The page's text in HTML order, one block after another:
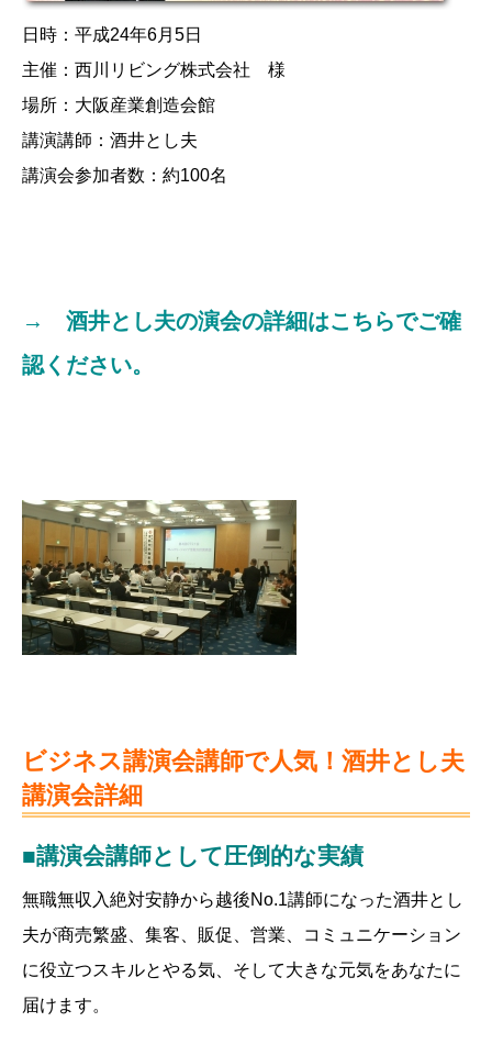
日時：平成24年6月5日
主催：西川リビング株式会社 様
場所：大阪産業創造会館
講演講師：酒井とし夫
講演会参加者数：約100名
→ 酒井とし夫の演会の詳細はこちらでご確
認ください。
ビジネス講演会講師で人気！酒井とし夫
講演会詳細
■講演会講師として圧倒的な実績
無職無収入絶対安静から越後No.1講師になった酒井とし
夫が商売繁盛、集客、販促、営業、コミュニケーション
に役立つスキルとやる気、そして大きな元気をあなたに
届けます。